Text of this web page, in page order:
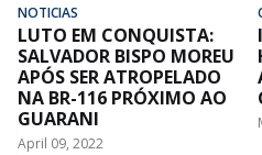
NOTICIAS
LUTO EM CONQUISTA:
SALVADOR BISPO MOREU
APÓS SER ATROPELADO
NA BR-116 PRÓXIMO AO
GUARANI
April 09, 2022